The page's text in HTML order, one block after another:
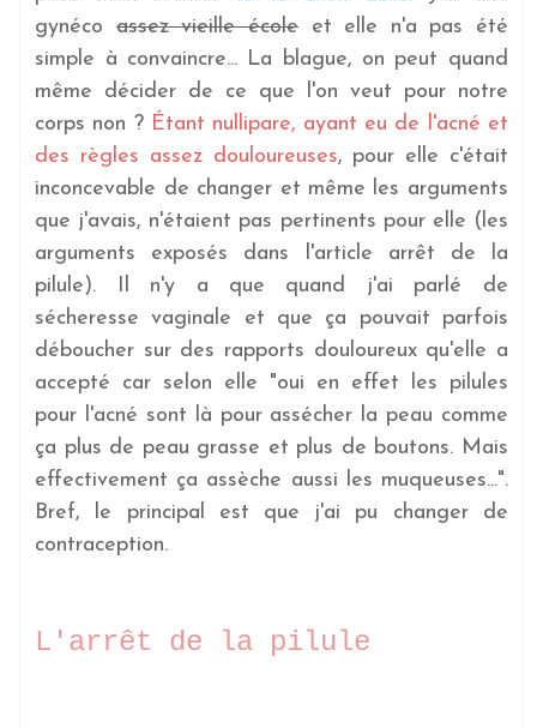
gynécoassez vieille écoleet elle n'a pas été
simple à convaincre... La blague, on peut quand
même décider de ce que l'on veut pour notre
corps non ? Étant nullipare, ayant eu de l'acné et
des règles assez douloureuses, pour elle c'était
inconcevable de changer et même les arguments
que j'avais, n'étaient pas pertinents pour elle (les
arguments exposés dans l'article arrêt de la
pilule). Il n'y a que quand j'ai parlé de
sécheresse vaginale et que ça pouvait parfois
déboucher sur des rapports douloureux qu'elle a
accepté car selon elle "oui en effet les pilules
pour l'acné sont là pour assécher la peau comme
ça plus de peau grasse et plus de boutons. Mais
effectivement ça assèche aussi les muqueuses...".
Bref, le principal est que j'ai pu changer de
contraception.
L'arrêt de la pilule